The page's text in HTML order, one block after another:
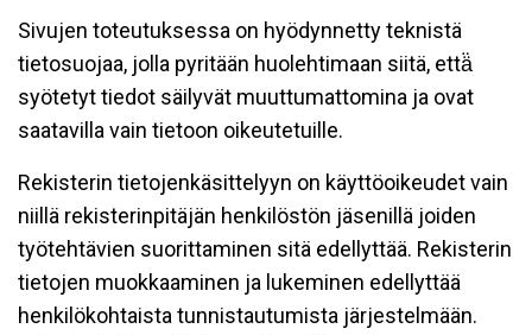
Sivujen toteutuksessa on hyödynnetty teknistä
tietosuojaa, jolla pyritään huolehtimaan siitä, että̈
syötetyt tiedot säilyvät muuttumattomina ja ovat
saatavilla vain tietoon oikeutetuille.
Rekisterin tietojenkäsittelyyn on käyttöoikeudet vain
niillä rekisterinpitäjän henkilöstön jäsenillä joiden
työtehtävien suorittaminen sitä edellyttää. Rekisterin
tietojen muokkaaminen ja lukeminen edellyttää
henkilökohtaista tunnistautumista järjestelmään.